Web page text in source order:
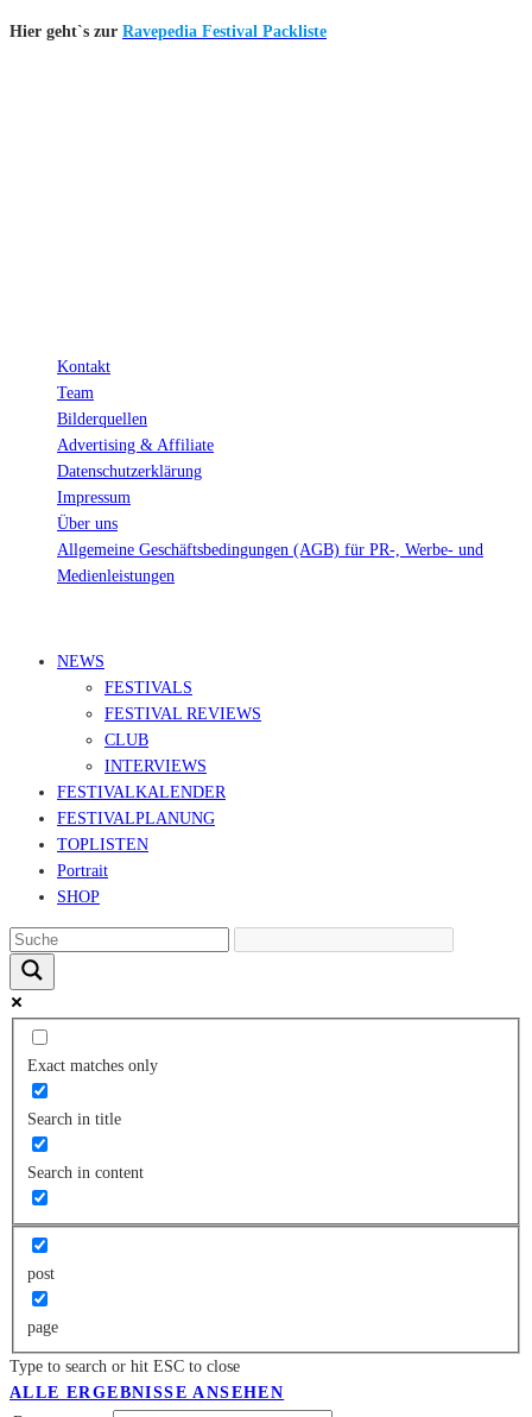
Hier geht`s zur Ravepedia Festival Packliste
Kontakt
Team
Bilderquellen
Advertising & Affiliate
Datenschutzerklärung
Impressum
Über uns
Allgemeine Geschäftsbedingungen (AGB) für PR-, Werbe- und
Medienleistungen
NEWS
FESTIVALS
FESTIVAL REVIEWS
CLUB
INTERVIEWS
FESTIVALKALENDER
FESTIVALPLANUNG
TOPLISTEN
Portrait
SHOP
Exact matches only
Search in title
Search in content
post
page
Type to search or hit ESC to close
ALLE ERGEBNISSE ANSEHEN